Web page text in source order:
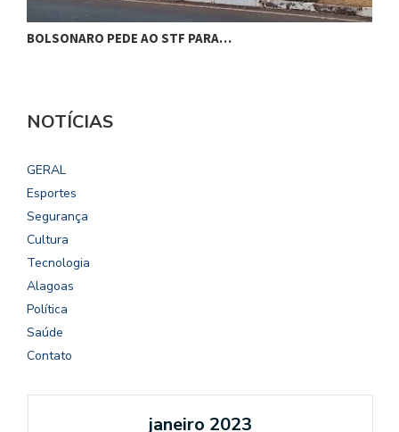
BOLSONARO PEDE AO STF PARA…
NOTÍCIAS
GERAL
Esportes
Segurança
Cultura
Tecnologia
Alagoas
Política
Saúde
Contato
janeiro 2023